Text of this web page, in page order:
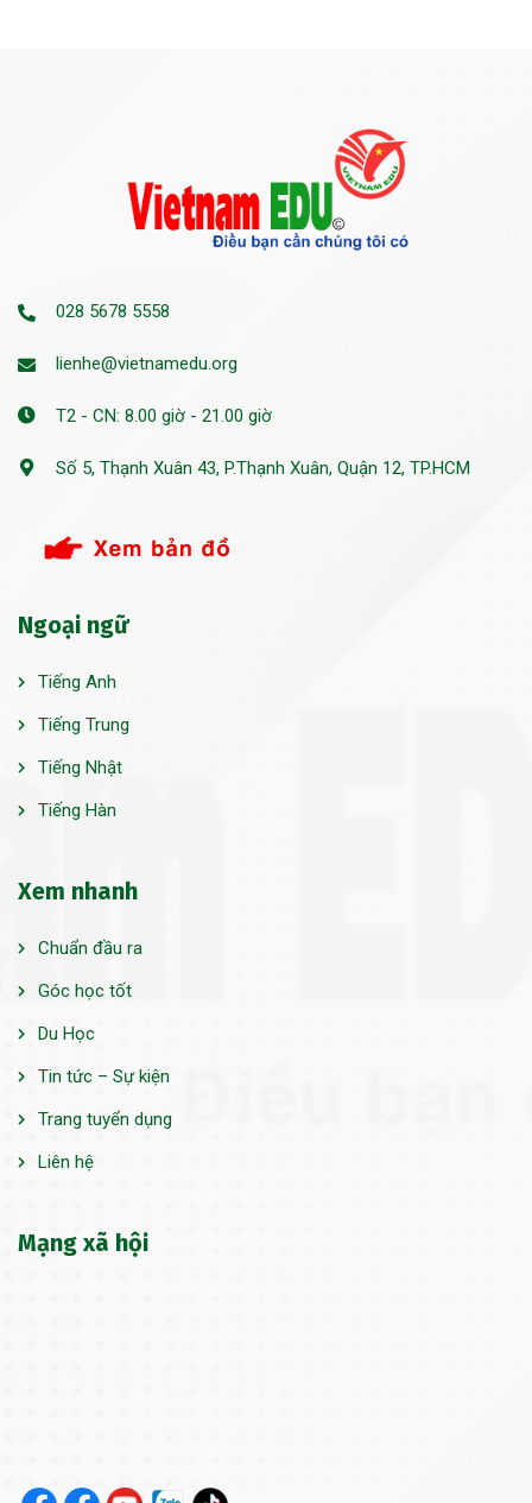
028 5678 5558
lienhe@vietnamedu.org
T2 - CN: 8.00 giờ - 21.00 giờ
Số 5, Thạnh Xuân 43, P.Thạnh Xuân, Quận 12, TP.HCM
Ngoại ngữ
Tiếng Anh
Tiếng Trung
Tiếng Nhật
Tiếng Hàn
Xem nhanh
Chuẩn đầu ra
Góc học tốt
Du Học
Tin tức – Sự kiện
Trang tuyển dụng
Liên hệ
Mạng xã hội